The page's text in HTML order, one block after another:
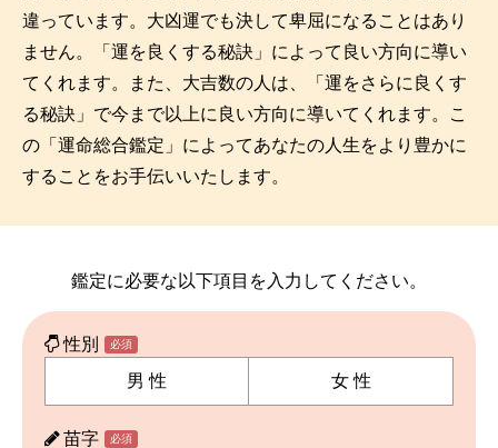
苗字100のルーツ
名前の変遷
話題の人 8/6更新
違っています。大凶運でも決して卑屈になることはあり
ません。「運を良くする秘訣」によって良い方向に導い
てくれます。また、大吉数の人は、「運をさらに良くす
る秘訣」で今まで以上に良い方向に導いてくれます。こ
の「運命総合鑑定」によってあなたの人生をより豊かに
することをお手伝いいたします。
鑑定に必要な以下項目を入力してください。
性別 必須
男 性 女 性
苗字 必須